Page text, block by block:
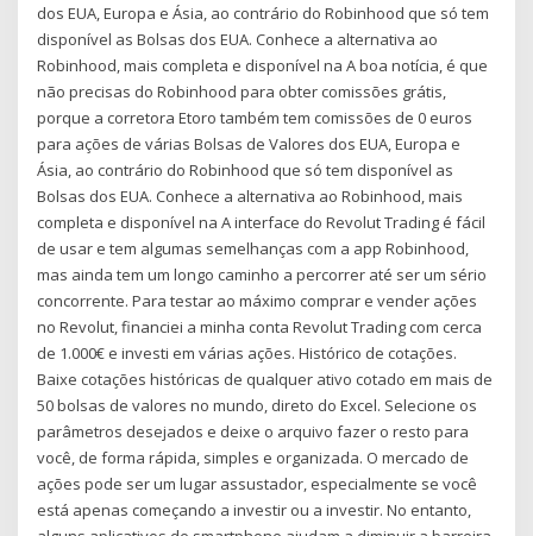
dos EUA, Europa e Ásia, ao contrário do Robinhood que só tem
disponível as Bolsas dos EUA. Conhece a alternativa ao
Robinhood, mais completa e disponível na A boa notícia, é que
não precisas do Robinhood para obter comissões grátis,
porque a corretora Etoro também tem comissões de 0 euros
para ações de várias Bolsas de Valores dos EUA, Europa e
Ásia, ao contrário do Robinhood que só tem disponível as
Bolsas dos EUA. Conhece a alternativa ao Robinhood, mais
completa e disponível na A interface do Revolut Trading é fácil
de usar e tem algumas semelhanças com a app Robinhood,
mas ainda tem um longo caminho a percorrer até ser um sério
concorrente. Para testar ao máximo comprar e vender ações
no Revolut, financiei a minha conta Revolut Trading com cerca
de 1.000€ e investi em várias ações. Histórico de cotações.
Baixe cotações históricas de qualquer ativo cotado em mais de
50 bolsas de valores no mundo, direto do Excel. Selecione os
parâmetros desejados e deixe o arquivo fazer o resto para
você, de forma rápida, simples e organizada. O mercado de
ações pode ser um lugar assustador, especialmente se você
está apenas começando a investir ou a investir. No entanto,